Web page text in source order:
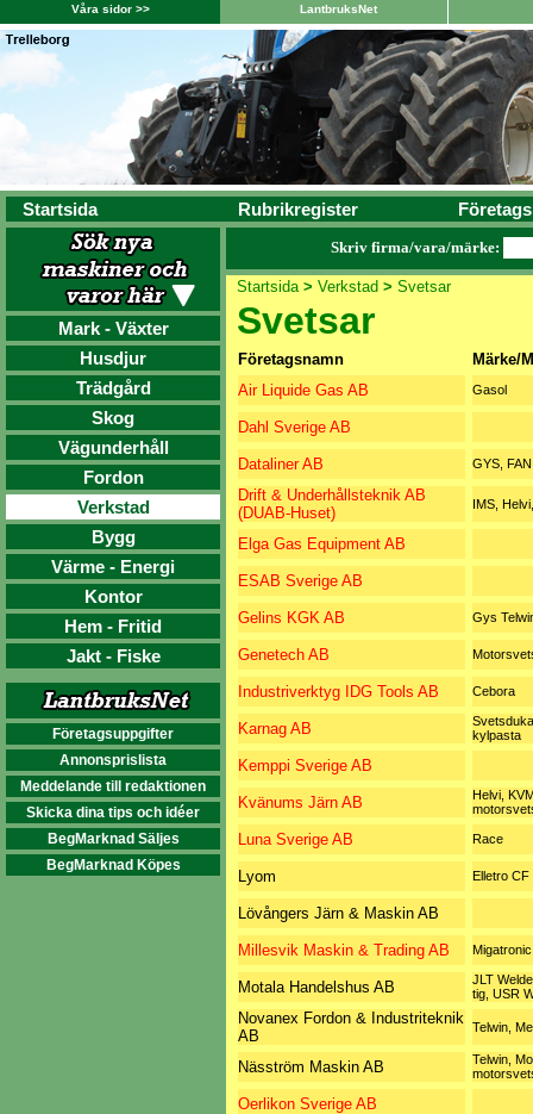
Våra sidor >> LantbruksNet
Startsida Rubrikregister
Mark - Växter
Husdjur
Trädgård
Skog
Vägunderhåll
Fordon
Verkstad
Bygg
Värme - Energi
Kontor
Hem - Fritid
Jakt - Fiske
Företagsuppgifter
Annonsprislista
Meddelande till redaktionen
Skicka dina tips och idéer
BegMarknad Säljes
BegMarknad Köpes
Skriv firma/vara/märke:
Startsida> Verkstad > Svetsar
Svetsar
Företagsnamn
Märke/
Air Liquide Gas AB
Gasol
Dahl Sverige AB
Dataliner AB GYS, FAN
Drift & Underhållsteknik AB
(DUAB-Huset)
IMS,
Elga Gas Equipment AB
ESAB Sverige AB
Gelins KGK AB Gys
Genetech AB
Industriverktyg IDG Tools AB Cebora
Karnag AB
kylpasta
Kemppi Sverige AB
Kvänums Järn AB
Helvi,
Luna Sverige AB Race
Lyom Elletro CF
Lövångers Järn & Maskin AB
Millesvik Maskin & Trading AB Migatronic
Motala Handelshus AB
JLT
tig, USR
Novanex Fordon & Industriteknik
AB
Telwin,
Näsström Maskin AB
Telwin,
Oerlikon Sverige AB